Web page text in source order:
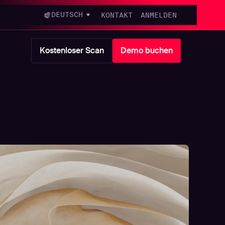
DEUTSCH KONTAKT ANMELDEN
Kostenloser Scan Demo buchen